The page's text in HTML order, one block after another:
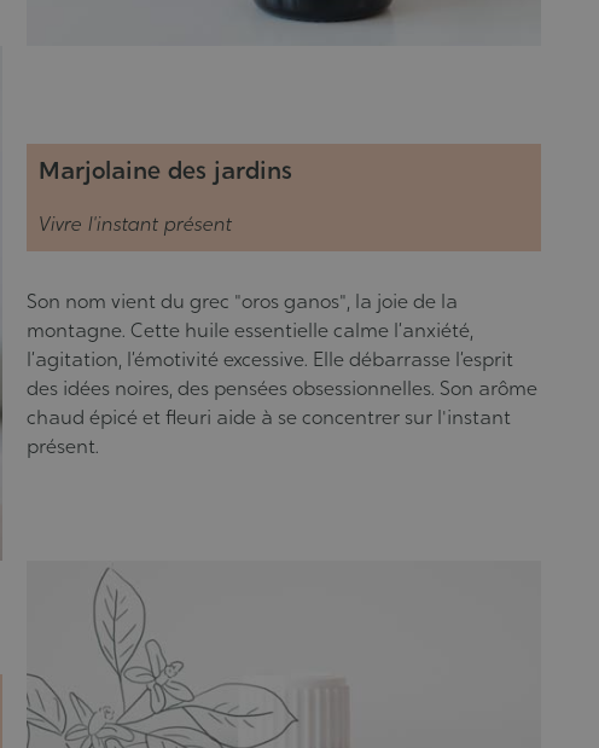
Marjolaine des jardins
Vivre l'instant présent
Son nom vient du grec "oros ganos", la joie de la
montagne. Cette huile essentielle calme l’anxiété,
l’agitation, l’émotivité excessive. Elle débarrasse l’esprit
des idées noires, des pensées obsessionnelles. Son arôme
chaud épicé et fleuri aide à se concentrer sur l'instant
présent.